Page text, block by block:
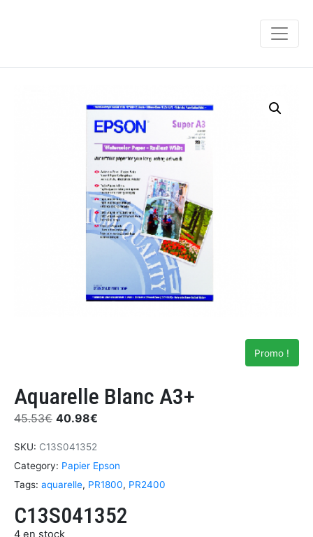
Promo !
Aquarelle Blanc A3+
45.53€ 40.98€
SKU: C13S041352
Category: Papier Epson
Tags: aquarelle, PR1800, PR2400
C13S041352
4 en stock